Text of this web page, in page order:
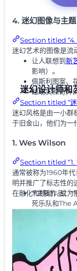
4. 迷幻图像与主
Section titled “4.
迷幻艺术的图像是流
让人联想到 新
影响）。
佩斯利图案、
超现实和奇异
迷幻设计师和
Section titled “迷
迷幻风格是由一小群
于旧金山，他们为一
1. Wes Wilson
Section titled “1.
通常被称为1960年代
明并推广了标志性的
在融化和移动，成为
**主要作品：
死乐队和The